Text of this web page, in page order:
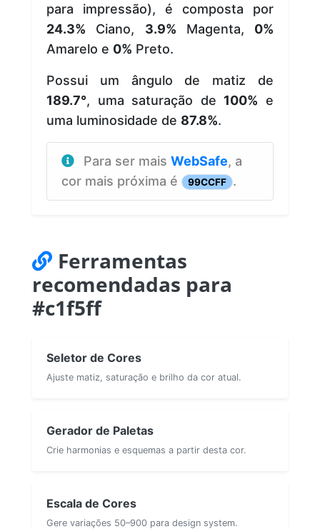
para impressão), é composta por
24.3% Ciano, 3.9% Magenta, 0%
Amarelo e 0% Preto.
Possui um ângulo de matiz de
189.7°, uma saturação de 100% e
uma luminosidade de 87.8%.
Para ser mais WebSafe, a
cor mais próxima é
99CCFF .
Ferramentas
recomendadas para
#c1f5ff
Seletor de Cores
Ajuste matiz, saturação e brilho da cor atual.
Gerador de Paletas
Crie harmonias e esquemas a partir desta cor.
Escala de Cores
Gere variações 50–900 para design system.